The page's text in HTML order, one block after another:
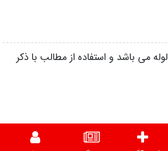
می باشد و استفاده از مطالب با ذکر